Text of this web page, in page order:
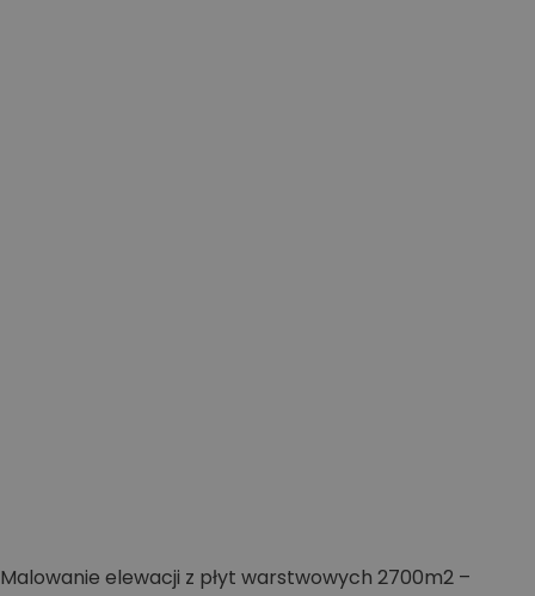
Malowanie elewacji z płyt warstwowych 2700m2 –